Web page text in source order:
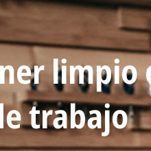
limpio
trabajo